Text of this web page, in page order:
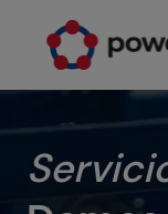
Data Center
Sectores